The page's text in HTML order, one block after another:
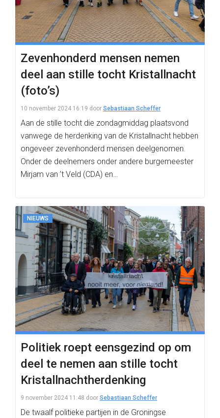
Zevenhonderd mensen nemen
deel aan stille tocht Kristallnacht
(foto’s)
10 november 2024 16:19 door Sebastiaan Scheffer
Aan de stille tocht die zondagmiddag plaatsvond
vanwege de herdenking van de Kristallnacht hebben
ongeveer zevenhonderd mensen deelgenomen.
Onder de deelnemers onder andere burgemeester
Mirjam van ’t Veld (CDA) en…
NIEUWS
Politiek roept eensgezind op om
deel te nemen aan stille tocht
Kristallnachtherdenking
9 november 2024 11:48 door Sebastiaan Scheffer
De twaalf politieke partijen in de Groningse